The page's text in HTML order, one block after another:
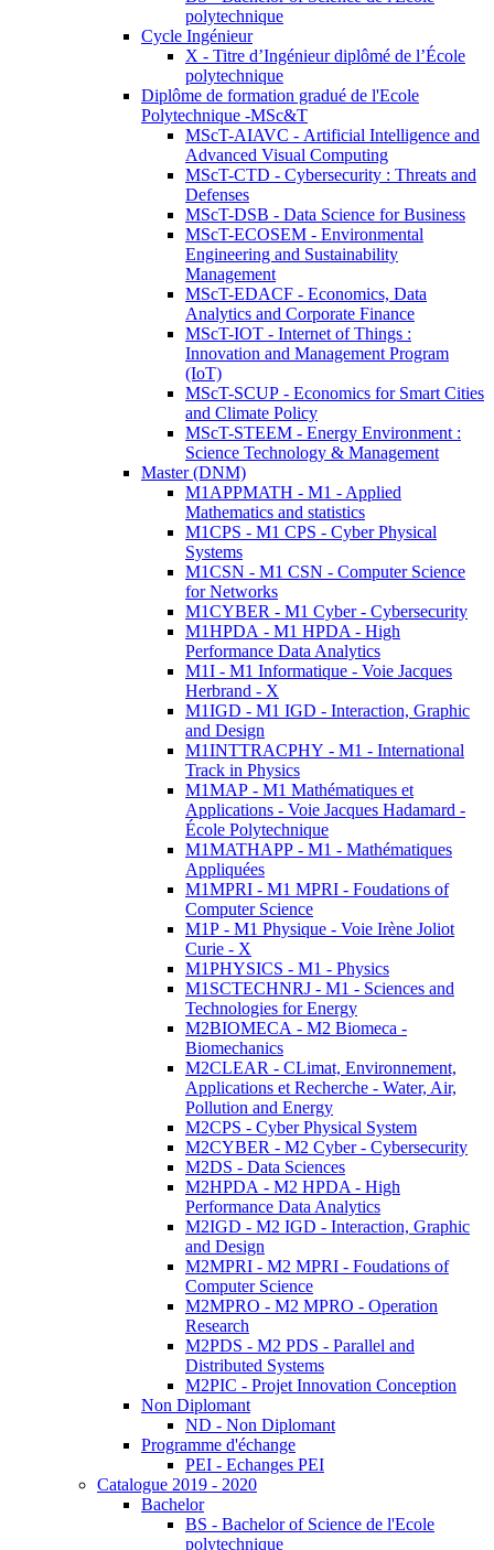
polytechnique
Cycle Ingénieur
X - Titre d’Ingénieur diplômé de l’École
polytechnique
Diplôme de formation gradué de l'Ecole
Polytechnique -MSc&T
MScT-AIAVC - Artificial Intelligence and
Advanced Visual Computing
MScT-CTD - Cybersecurity : Threats and
Defenses
MScT-DSB - Data Science for Business
MScT-ECOSEM - Environmental
Engineering and Sustainability
Management
MScT-EDACF - Economics, Data
Analytics and Corporate Finance
MScT-IOT - Internet of Things :
Innovation and Management Program
(IoT)
MScT-SCUP - Economics for Smart Cities
and Climate Policy
MScT-STEEM - Energy Environment :
Science Technology & Management
Master (DNM)
M1APPMATH - M1 - Applied
Mathematics and statistics
M1CPS - M1 CPS - Cyber Physical
Systems
M1CSN - M1 CSN - Computer Science
for Networks
M1CYBER - M1 Cyber - Cybersecurity
M1HPDA - M1 HPDA - High
Performance Data Analytics
M1I - M1 Informatique - Voie Jacques
Herbrand - X
M1IGD - M1 IGD - Interaction, Graphic
and Design
M1INTTRACPHY - M1 - International
Track in Physics
M1MAP - M1 Mathématiques et
Applications - Voie Jacques Hadamard -
École Polytechnique
M1MATHAPP - M1 - Mathématiques
Appliquées
M1MPRI - M1 MPRI - Foudations of
Computer Science
M1P - M1 Physique - Voie Irène Joliot
Curie - X
M1PHYSICS - M1 - Physics
M1SCTECHNRJ - M1 - Sciences and
Technologies for Energy
M2BIOMECA - M2 Biomeca -
Biomechanics
M2CLEAR - CLimat, Environnement,
Applications et Recherche - Water, Air,
Pollution and Energy
M2CPS - Cyber Physical System
M2CYBER - M2 Cyber - Cybersecurity
M2DS - Data Sciences
M2HPDA - M2 HPDA - High
Performance Data Analytics
M2IGD - M2 IGD - Interaction, Graphic
and Design
M2MPRI - M2 MPRI - Foudations of
Computer Science
M2MPRO - M2 MPRO - Operation
Research
M2PDS - M2 PDS - Parallel and
Distributed Systems
M2PIC - Projet Innovation Conception
Non Diplomant
ND - Non Diplomant
Programme d'échange
PEI - Echanges PEI
Catalogue 2019 - 2020
Bachelor
BS - Bachelor of Science de l'Ecole
polytechnique